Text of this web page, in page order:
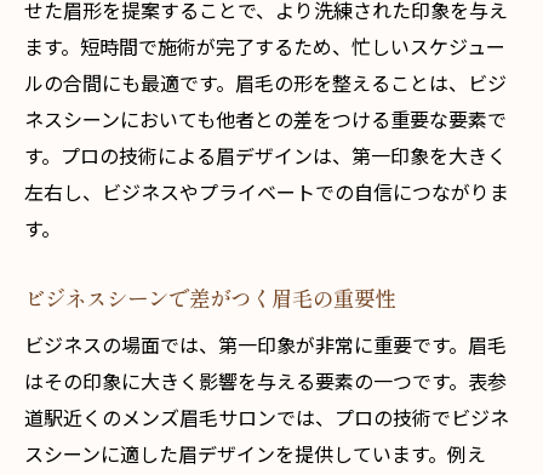
せた眉形を提案することで、より洗練された印象を与え
ます。短時間で施術が完了するため、忙しいスケジュー
ルの合間にも最適です。眉毛の形を整えることは、ビジ
ネスシーンにおいても他者との差をつける重要な要素で
す。プロの技術による眉デザインは、第一印象を大きく
左右し、ビジネスやプライベートでの自信につながりま
す。
ビジネスシーンで差がつく眉毛の重要性
ビジネスの場面では、第一印象が非常に重要です。眉毛
はその印象に大きく影響を与える要素の一つです。表参
道駅近くのメンズ眉毛サロンでは、プロの技術でビジネ
スシーンに適した眉デザインを提供しています。例え